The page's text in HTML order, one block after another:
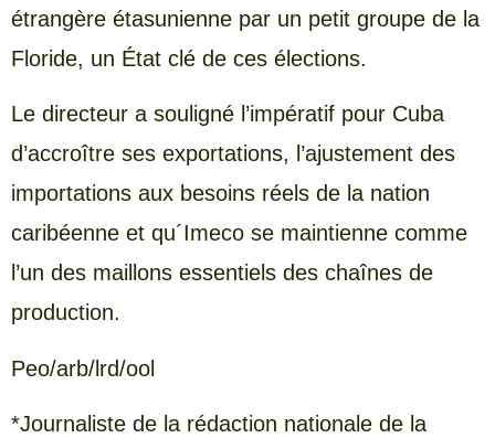
étrangère étasunienne par un petit groupe de la
Floride, un État clé de ces élections.
Le directeur a souligné l’impératif pour Cuba
d’accroître ses exportations, l’ajustement des
importations aux besoins réels de la nation
caribéenne et qu´Imeco se maintienne comme
l’un des maillons essentiels des chaînes de
production.
Peo/arb/lrd/ool
*Journaliste de la rédaction nationale de la